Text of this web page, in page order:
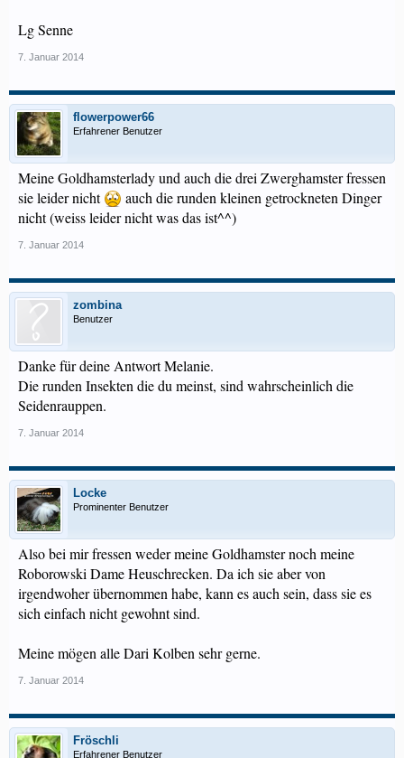
Lg Senne
7. Januar 2014
flowerpower66
Erfahrener Benutzer
Meine Goldhamsterlady und auch die drei Zwerghamster fressen
sie leider nicht
auch die runden kleinen getrockneten Dinger
nicht (weiss leider nicht was das ist^^)
7. Januar 2014
zombina
Benutzer
Danke für deine Antwort Melanie.
Die runden Insekten die du meinst, sind wahrscheinlich die
Seidenrauppen.
7. Januar 2014
Locke
Prominenter Benutzer
Also bei mir fressen weder meine Goldhamster noch meine
Roborowski Dame Heuschrecken. Da ich sie aber von
irgendwoher übernommen habe, kann es auch sein, dass sie es
sich einfach nicht gewohnt sind.
Meine mögen alle Dari Kolben sehr gerne.
7. Januar 2014
Fröschli
Erfahrener Benutzer